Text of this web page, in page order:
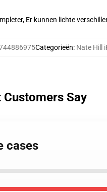
Er kunnen lichte
Categorieën: Nate Hill
Customers Say
cases